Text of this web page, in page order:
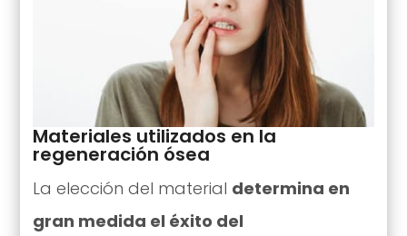
Materiales utilizados en la
regeneración ósea
La elección del material determina en
gran medida el éxito del